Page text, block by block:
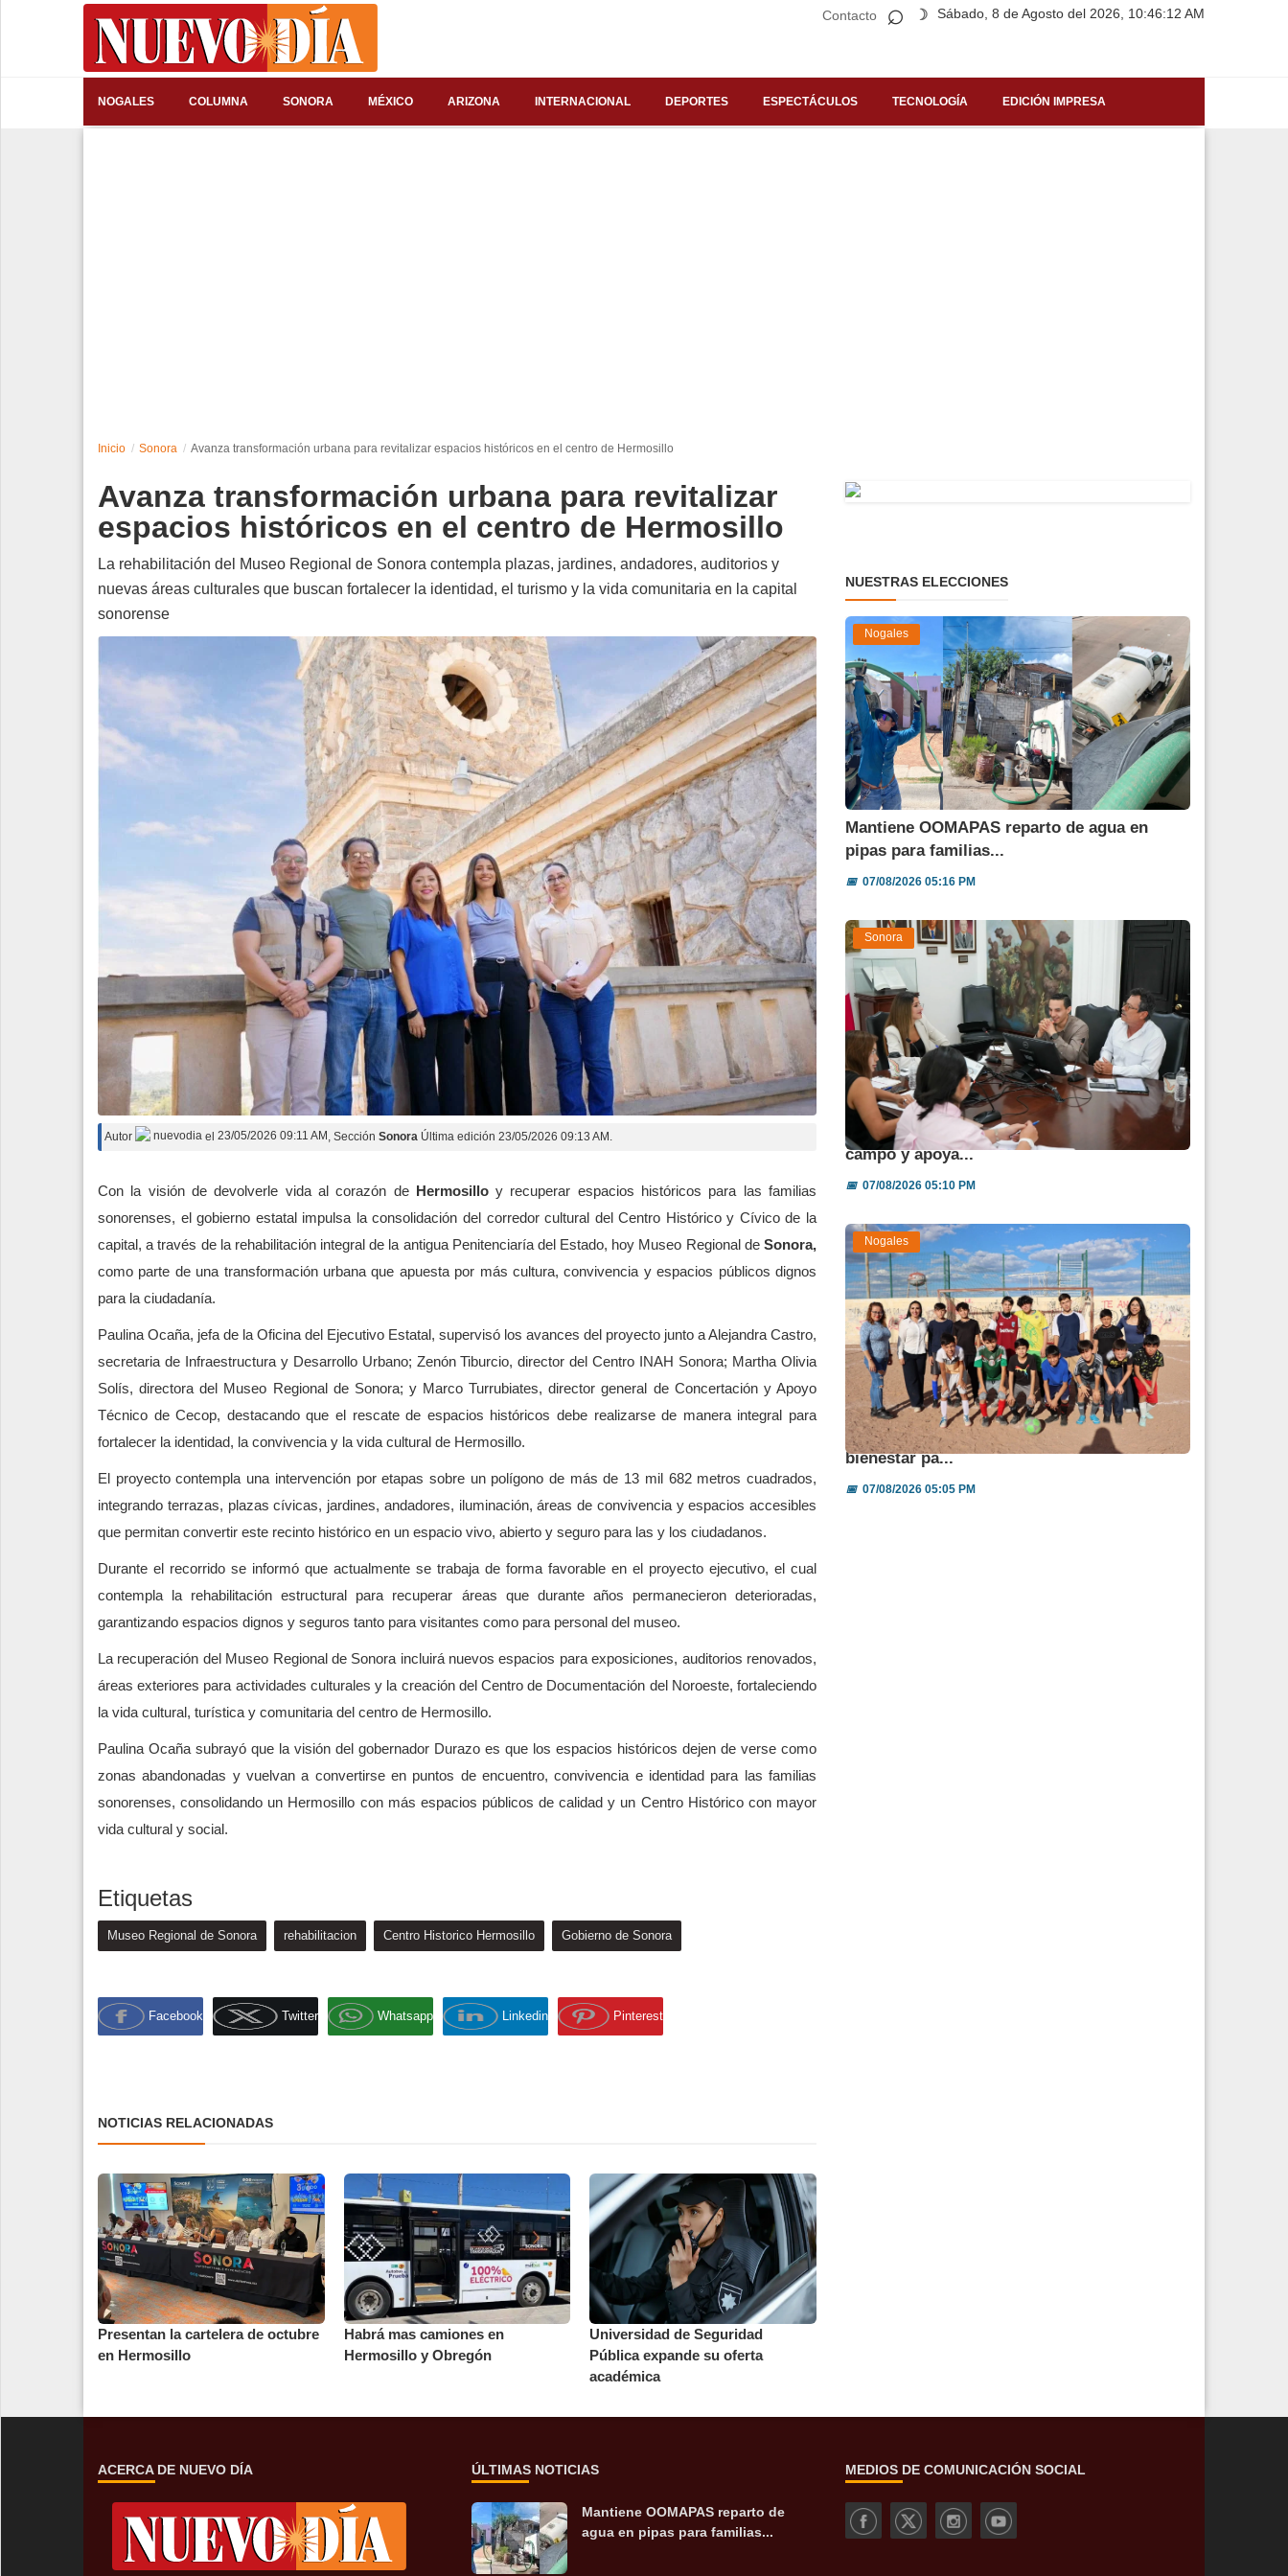
Contacto Sábado, 8 de Agosto del 2026, 10:46:12 AM
⌕ ☽
NOGALES COLUMNA SONORA MÉXICO ARIZONA INTERNACIONAL DEPORTES ESPECTÁCULOS TECNOLOGÍA EDICIÓN IMPRESA
Edición Impresa
Inicio Sonora Avanza transformación urbana para revitalizar espacios históricos en el centro de Hermosillo
Avanza transformación urbana para revitalizar
espacios históricos en el centro de Hermosillo
La rehabilitación del Museo Regional de Sonora contempla plazas, jardines, andadores, auditorios y
nuevas áreas culturales que buscan fortalecer la identidad, el turismo y la vida comunitaria en la capital
sonorense
Autor nuevodia el 23/05/2026 09:11 AM , Sección Sonora Última edición 23/05/2026 09:13 AM.
Con la visión de devolverle vida al corazón de Hermosilloy recuperar espacios históricos para las familias
sonorenses, el gobierno estatal impulsa la consolidación del corredor cultural del Centro Histórico y Cívico de la
capital, a través de la rehabilitación integral de la antigua Penitenciaría del Estado, hoy Museo Regional de Sonora,
como parte de una transformación urbana que apuesta por más cultura, convivencia y espacios públicos dignos
para la ciudadanía.
Paulina Ocaña, jefa de la Oficina del Ejecutivo Estatal, supervisó los avances del proyecto junto a Alejandra Castro,
secretaria de Infraestructura y Desarrollo Urbano; Zenón Tiburcio, director del Centro INAH Sonora; Martha Olivia
Solís, directora del Museo Regional de Sonora; y Marco Turrubiates, director general de Concertación y Apoyo
Técnico de Cecop, destacando que el rescate de espacios históricos debe realizarse de manera integral para
fortalecer la identidad, la convivencia y la vida cultural de Hermosillo.
El proyecto contempla una intervención por etapas sobre un polígono de más de 13 mil 682 metros cuadrados,
integrando terrazas, plazas cívicas, jardines, andadores, iluminación, áreas de convivencia y espacios accesibles
que permitan convertir este recinto histórico en un espacio vivo, abierto y seguro para las y los ciudadanos.
Durante el recorrido se informó que actualmente se trabaja de forma favorable en el proyecto ejecutivo, el cual
contempla la rehabilitación estructural para recuperar áreas que durante años permanecieron deterioradas,
garantizando espacios dignos y seguros tanto para visitantes como para personal del museo.
La recuperación del Museo Regional de Sonora incluirá nuevos espacios para exposiciones, auditorios renovados,
áreas exteriores para actividades culturales y la creación del Centro de Documentación del Noroeste, fortaleciendo
la vida cultural, turística y comunitaria del centro de Hermosillo.
Paulina Ocaña subrayó que la visión del gobernador Durazo es que los espacios históricos dejen de verse como
zonas abandonadas y vuelvan a convertirse en puntos de encuentro, convivencia e identidad para las familias
sonorenses, consolidando un Hermosillo con más espacios públicos de calidad y un Centro Histórico con mayor
vida cultural y social.
Etiquetas
Museo Regional de Sonora rehabilitacion Centro Historico Hermosillo Gobierno de Sonora
Facebook Twitter Whatsapp Linkedin Pinterest
NOTICIAS RELACIONADAS
Presentan la cartelera de octubre
en Hermosillo
Habrá mas camiones en
Hermosillo y Obregón
Universidad de Seguridad
Pública expande su oferta
académica
NUESTRAS ELECCIONES
Nogales
Mantiene OOMAPAS reparto de agua en
pipas para familias...
📅07/08/2026 05:16 PM
Sonora
Destina Sonora 850 mdp para fortalecer al
campo y apoya...
📅07/08/2026 05:10 PM
Nogales
Angélica Burgos impulsa jornada de salud y
bienestar pa...
📅07/08/2026 05:05 PM
ACERCA DE NUEVO DÍA ÚLTIMAS NOTICIAS
Mantiene OOMAPAS reparto de
agua en pipas para familias...
MEDIOS DE COMUNICACIÓN SOCIAL